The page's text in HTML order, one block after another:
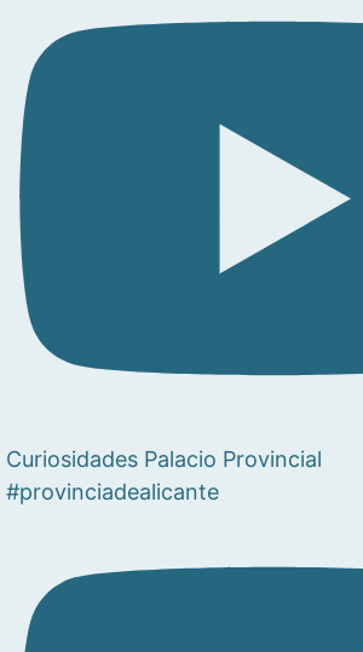
Curiosidades Palacio Provincial
#provinciadealicante